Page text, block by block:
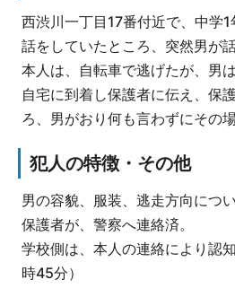
西渋川一丁目17番付近で、中学
話をしていたところ、突然男が話
本人は、自転車で逃げたが、男
自宅に到着し保護者に伝え、保
ろ、男がおり何も言わずにその
犯人の特徴・その他
男の容貌、服装、逃走方向につい
保護者が、警察へ連絡済。
学校側は、本人の連絡により認
時45分）